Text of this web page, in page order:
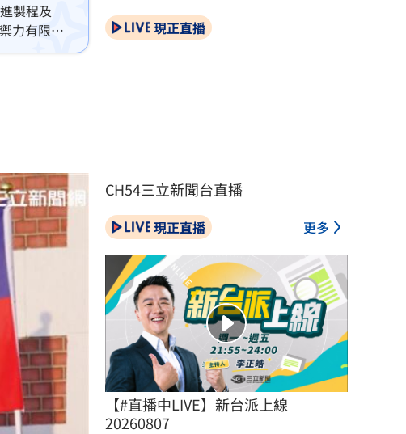
製程及
力有限，
若美國無
現正直播
CH54三立新聞台直播
現正直播 更多
【#直播中LIVE】新台派上線
20260807